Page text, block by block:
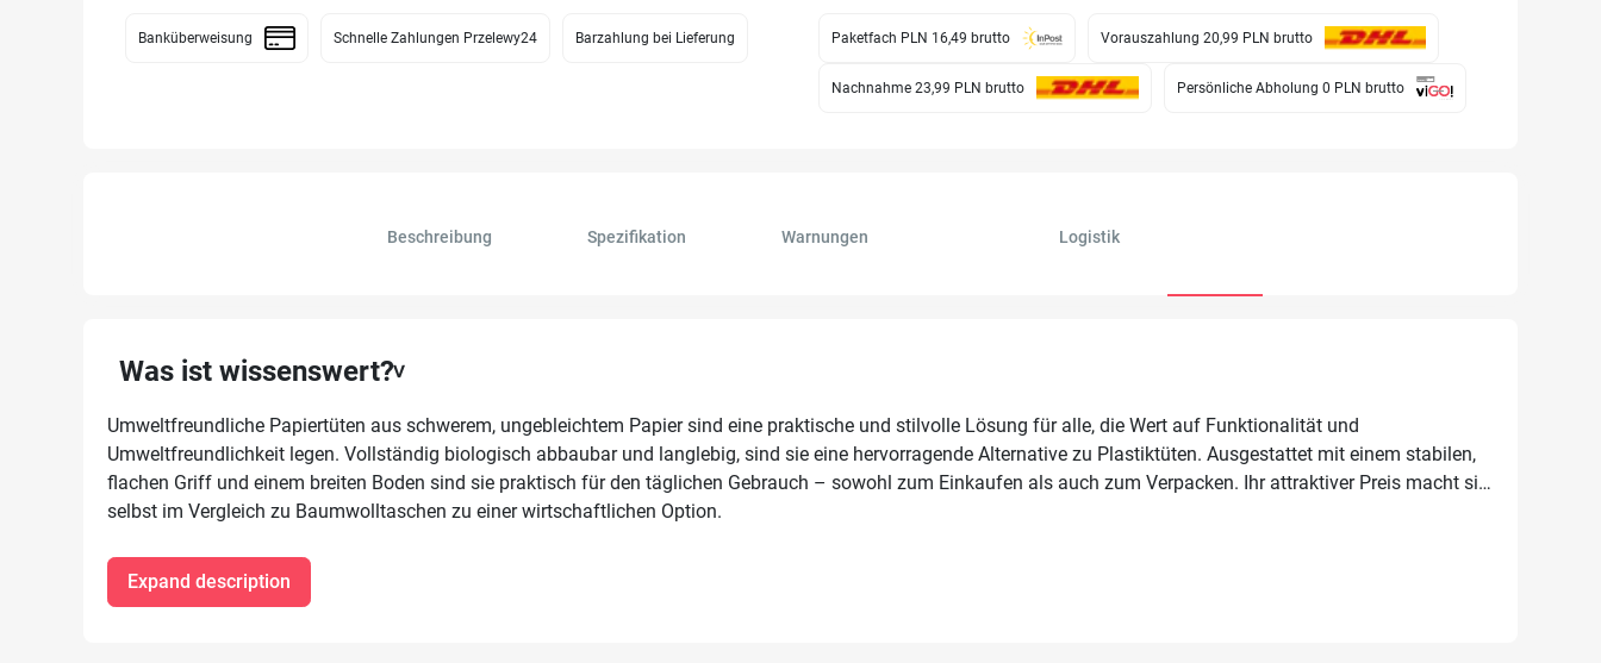
Banküberweisung Schnelle Zahlungen Przelewy24 Barzahlung bei Lieferung Paketfach PLN 16,49 brutto Vorauszahlung 20,99 PLN brutto
Nachnahme 23,99 PLN brutto Persönliche Abholung 0 PLN brutto
Beschreibung Spezifikation Warnungen Logistik
Was ist wissenswert?
Umweltfreundliche Papiertüten aus schwerem, ungebleichtem Papier sind eine praktische und stilvolle Lösung für alle, die Wert auf Funktionalität und
Umweltfreundlichkeit legen. Vollständig biologisch abbaubar und langlebig, sind sie eine hervorragende Alternative zu Plastiktüten. Ausgestattet mit einem stabilen,
flachen Griff und einem breiten Boden sind sie praktisch für den täglichen Gebrauch – sowohl zum Einkaufen als auch zum Verpacken. Ihr attraktiver Preis macht sie
selbst im Vergleich zu Baumwolltaschen zu einer wirtschaftlichen Option.
Expand description